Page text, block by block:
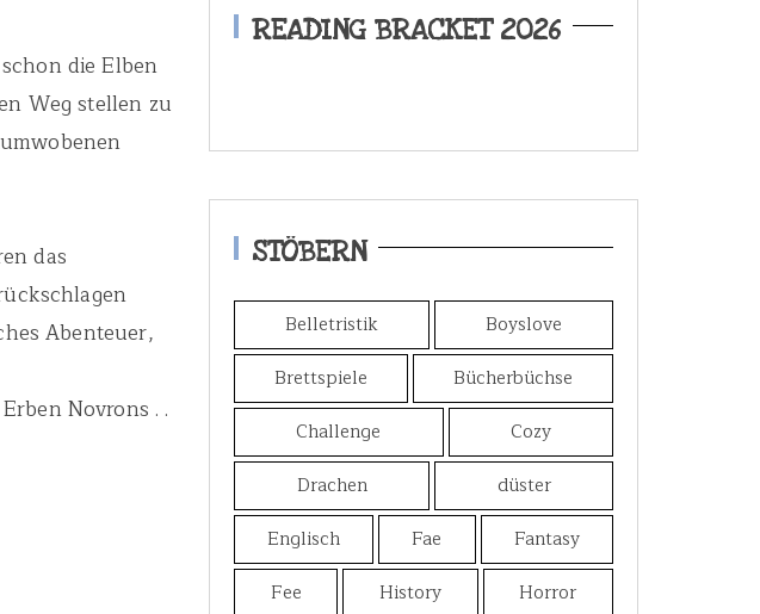
die Elben
Weg stellen zu
das
Abenteuer,
Novrons . .
READING BRACKET 2026
STÖBERN
Belletristik
Boyslove
Brettspiele
Bücherbüchse
Challenge
Cozy
Drachen
düster
Englisch
Fae
Fantasy
Fee
History Horror